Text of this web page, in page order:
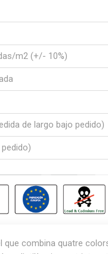
m2 (+/- 10%)
de largo bajo pedido)
combina quatre